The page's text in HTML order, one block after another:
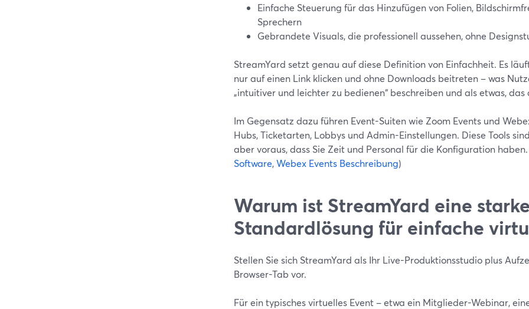
Einfache Steuerung für das Hinzufügen von Folien,
Sprechern
Gebrandete Visuals, die professionell aussehen, ohne
StreamYard setzt genau auf diese Definition von Einfachheit. Es
nur auf einen Link klicken und ohne Downloads beitreten – was
„intuitiver und leichter zu bedienen“ beschreiben und als etwas, das
Im Gegensatz dazu führen Event-Suiten wie Zoom Events und
Hubs, Ticketarten, Lobbys und Admin-Einstellungen. Diese Tools
aber voraus, dass Sie Zeit und Personal für die Konfiguration haben.
Software,Webex Events Beschreibung)
Warum ist StreamYard eine starke
Standardlösung für einfache
Stellen Sie sich StreamYard als Ihr Live-Produktionsstudio plus
Browser-Tab vor.
Für ein typisches virtuelles Event – etwa ein Mitglieder-Webinar,